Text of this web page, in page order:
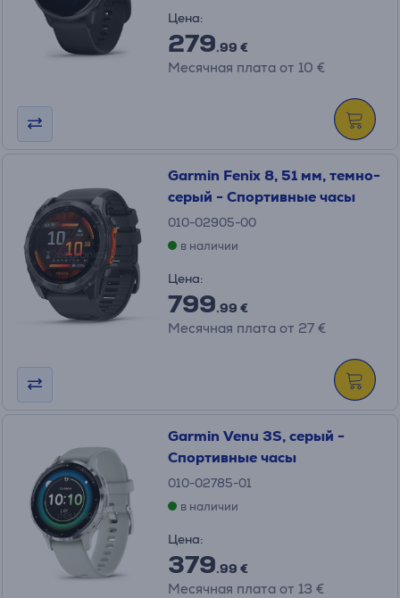
Цена:
279.99 €
Месячная плата от 10 €
Garmin Fenix 8, 51 мм, темно-
серый - Спортивные часы
010-02905-00
в наличии
Цена:
799.99 €
Месячная плата от 27 €
Garmin Venu 3S, серый -
Спортивные часы
010-02785-01
в наличии
Цена:
379.99 €
Месячная плата от 13 €